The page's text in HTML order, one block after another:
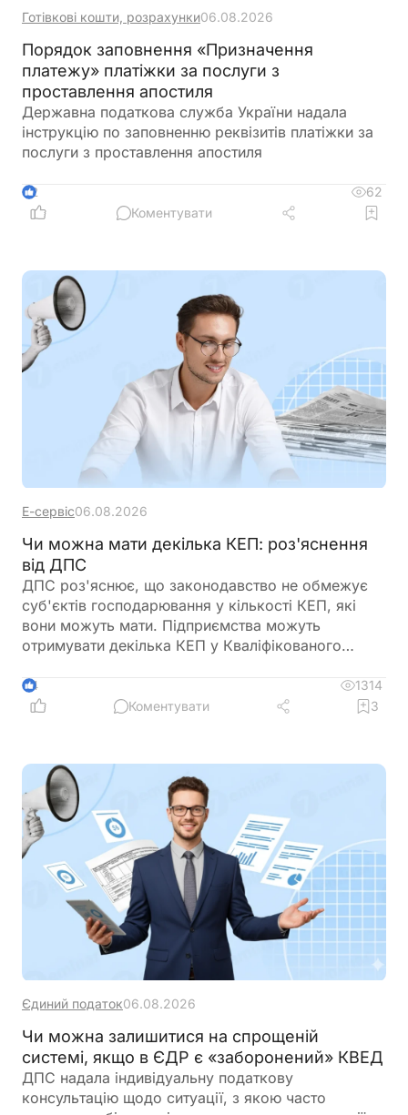
Готівкові кошти, розрахунки06.08.2026
Порядок заповнення «Призначення
платежу» платіжки за послуги з
проставлення апостиля
Державна податкова служба України надала
інструкцію по заповненню реквізитів платіжки за
послуги з проставлення апостиля
2
62
Коментувати
Е-сервіс06.08.2026
Чи можна мати декілька КЕП: роз'яснення
від ДПС
ДПС роз'яснює, що законодавство не обмежує
суб'єктів господарювання у кількості КЕП, які
вони можуть мати. Підприємства можуть
отримувати декілька КЕП у Кваліфікованого
України
4
1314
Коментувати
3
Єдиний податок06.08.2026
Чи можна залишитися на спрощеній
системі, якщо в ЄДР є «заборонений» КВЕД
ДПС надала індивідуальну податкову
консультацію щодо ситуації, з якою часто